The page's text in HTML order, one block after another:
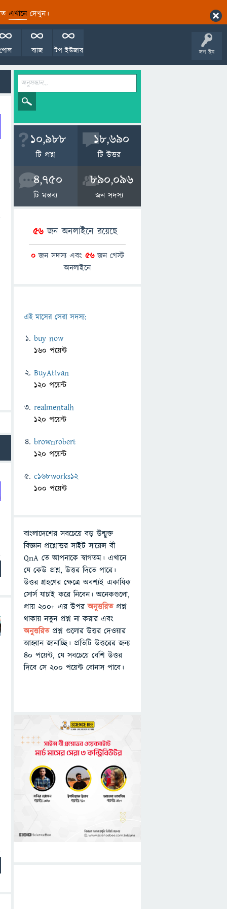
এখানেদেখুন।
লগ ইন
টপ ইউজার
ব্যাজ
পোল
10,988
টি প্রশ্ন
18,690
টি উত্তর
4,750
টি মন্তব্য
890,096
জন সদস্য
56 জন অনলাইনে রয়েছে
0জন সদস্য এবং 56জন গেস্ট
অনলাইনে
এই মাসের সেরা সদস্য:
buy now
160 পয়েন্ট
BuyAtivan
120 পয়েন্ট
realmentalh
120 পয়েন্ট
brownrobert
120 পয়েন্ট
c168works12
100 পয়েন্ট
বাংলাদেশের সবচেয়ে বড় উন্মুক্ত
বিজ্ঞান প্রশ্নোত্তর সাইট সায়েন্স বী
QnA তে আপনাকে স্বাগতম। এখানে
যে কেউ প্রশ্ন, উত্তর দিতে পারে।
উত্তর গ্রহণের ক্ষেত্রে অবশ্যই একাধিক
সোর্স যাচাই করে নিবেন। অনেকগুলো,
প্রায় ২০০+ এর উপরঅনুত্তরিতপ্রশ্ন
থাকায় নতুন প্রশ্ন না করার এবং
অনুত্তরিত প্রশ্ন গুলোর উত্তর দেওয়ার
আহ্বান জানাচ্ছি। প্রতিটি উত্তরের জন্য
৪০ পয়েন্ট, যে সবচেয়ে বেশি উত্তর
দিবে সে ২০০ পয়েন্ট বোনাস পাবে।